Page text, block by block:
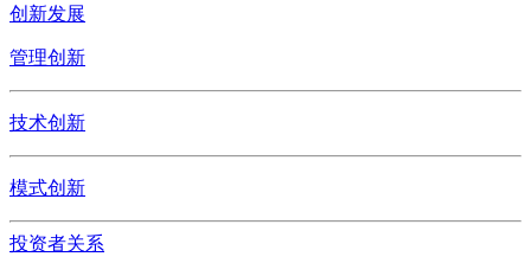
创新发展
管理创新
技术创新
模式创新
投资者关系